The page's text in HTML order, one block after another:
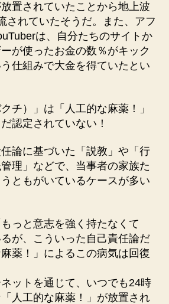
置されていたことから地上波
されていたそうだ。また、アフ
は、自分たちのサイトか
が使ったお金の数％がキック
仕組みで大金を得ていたとい
チ）」は「人工的な麻薬！」
認定されていない！
論に基づいた「説教」や「行
理」などで、当事者の家族た
ともがいているケースが多い
っと意志を強く持たなくて
が、こういった自己責任論だ
薬！」によるこの病気は回復
ットを通じて、いつでも24時
人工的な麻薬！」が放置され